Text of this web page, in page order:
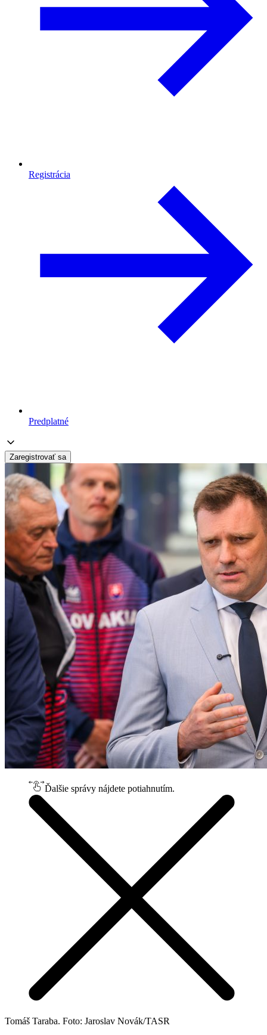
Registrácia
Predplatné
Zaregistrovať sa
Ďalšie správy nájdete potiahnutím.
Tomáš Taraba. Foto: Jaroslav Novák/TASR